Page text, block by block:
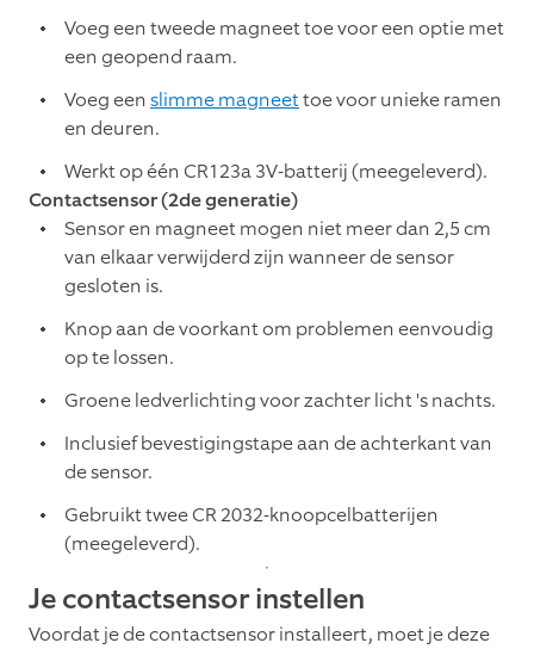
Voeg een tweede magneet toe voor een optie met
een geopend raam.
Voeg een slimme magneettoe voor unieke ramen
en deuren.
Werkt op één CR123a 3V-batterij (meegeleverd).
Contactsensor (2de generatie)
Sensor en magneet mogen niet meer dan 2,5 cm
van elkaar verwijderd zijn wanneer de sensor
gesloten is.
Knop aan de voorkant om problemen eenvoudig
op te lossen.
Groene ledverlichting voor zachter licht 's nachts.
Inclusief bevestigingstape aan de achterkant van
de sensor.
Gebruikt twee CR 2032-knoopcelbatterijen
(meegeleverd).
Je contactsensor instellen
Voordat je de contactsensor installeert, moet je deze